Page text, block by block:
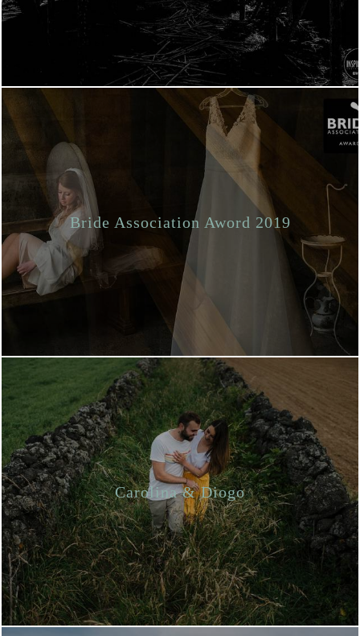
Bride Association Aword 2019
Carolina & Diogo